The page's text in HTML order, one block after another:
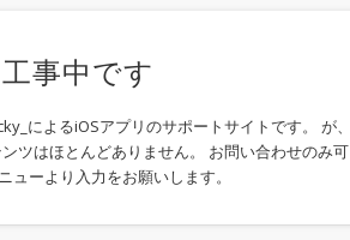
事中です
によるiOSアプリのサポートサイトです。 が、
ツはほとんどありません。 お問い合わせのみ可
ューより入力をお願いします。